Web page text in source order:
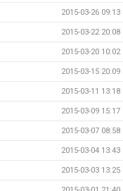
2015-03-26 09:13
2015-03-22 20:08
2015-03-20 10:02
2015-03-15 20:09
2015-03-11 13:18
2015-03-09 15:17
2015-03-07 08:58
2015-03-04 13:43
2015-03-03 13:25